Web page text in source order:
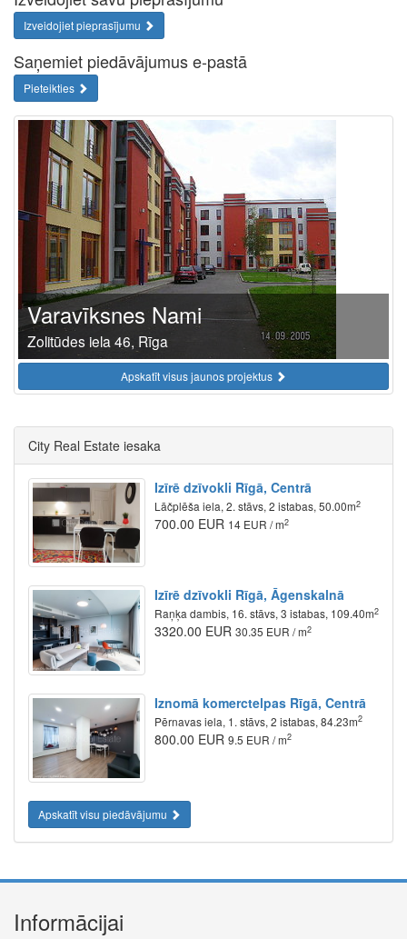
Izveidojiet pieprasījumu
Saņemiet piedāvājumus e-pastā
Pieteikties
Varavīksnes Nami
Zolitūdes iela 46, Rīga
Apskatīt visus jaunos projektus
City Real Estate iesaka
Izīrē dzīvokli Rīgā, Centrā
Lāčplēša iela, 2. stāvs, 2 istabas, 50.00m2
700.00 EUR 14 EUR / m2
Izīrē dzīvokli Rīgā, Āgenskalnā
Raņķa dambis, 16. stāvs, 3 istabas, 109.40m2
3320.00 EUR 30.35 EUR / m2
Iznomā komerctelpas Rīgā, Centrā
Pērnavas iela, 1. stāvs, 2 istabas, 84.23m2
800.00 EUR 9.5 EUR / m2
Apskatīt visu piedāvājumu
Informācijai